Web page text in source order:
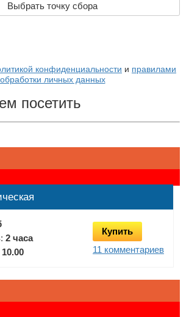
Выбрать точку сбора
конфиденциальности и правилами
обработки личных данных
посетить
2 часа
10.00
Купить
11 комментариев